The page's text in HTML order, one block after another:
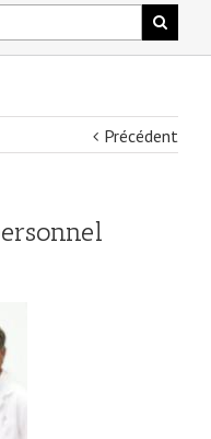
Précédent